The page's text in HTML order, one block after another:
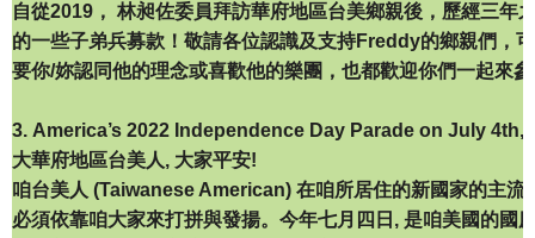
自從2019， 林昶佐委員拜訪華府地區台美鄉親後，歷經三
的一些子弟兵募款！敬請各位認識及支持Freddy的鄉親們，
要你/妳認同他的理念或喜歡他的樂團，也都歡迎你們一起來
3. America’s 2022 Independence Day Parade on July 4th,
大華府地區台美人, 大家平安!
咱台美人 (Taiwanese American) 在咱所居住的新國家的主流
必須依靠咱大家來打拼與發揚。今年七月四日, 是咱美國的國